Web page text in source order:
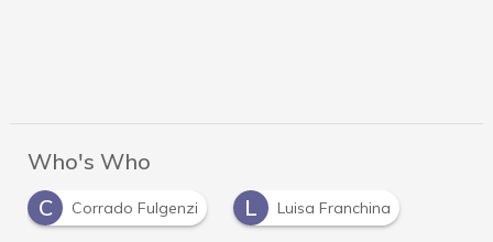
Who's Who
C
Corrado Fulgenzi L Luisa Franchina